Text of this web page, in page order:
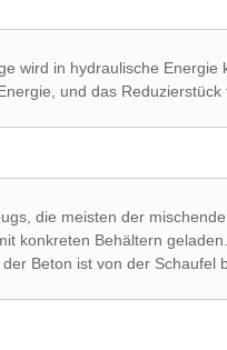
wird in hydraulische Energie
und das
die meisten der
konkreten Behältern
Beton ist von der